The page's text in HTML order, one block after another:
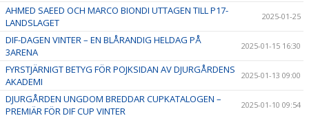
AHMED SAEED OCH MARCO BIONDI UTTAGEN TILL P17-
LANDSLAGET
2025-01-25
DIF-DAGEN VINTER – EN BLÅRANDIG HELDAG PÅ
3ARENA
2025-01-15 16:30
FYRSTJÄRNIGT BETYG FÖR POJKSIDAN AV DJURGÅRDENS
AKADEMI
2025-01-13 09:00
DJURGÅRDEN UNGDOM BREDDAR CUPKATALOGEN –
PREMIÄR FÖR DIF CUP VINTER
2025-01-10 09:54